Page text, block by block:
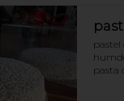
pasta